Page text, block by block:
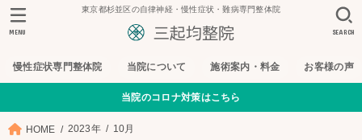
東京都杉並区の自律神経・慢性症状・難病専門整体院
慢性症状専門整体院 当院について 施術案内・料金 お客様の声
SEARCH
MENU
当院のコロナ対策はこちら
HOME 2023年 10月